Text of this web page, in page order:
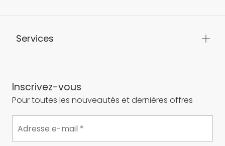
Services
Inscrivez-vous
Pour toutes les nouveautés et dernières offres